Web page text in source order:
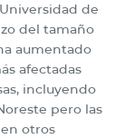
de
del tamaño
aumentado
afectadas
incluyendo
pero las
otros